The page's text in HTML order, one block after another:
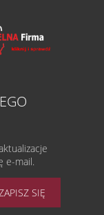
e-mail.
SIĘ